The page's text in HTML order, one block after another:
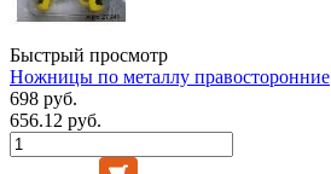
Быстрый просмотр
Ножницы по металлу правосторонние
698 руб.
656.12 руб.